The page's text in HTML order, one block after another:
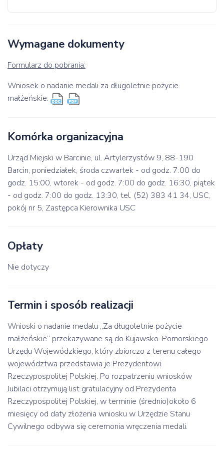
Wymagane dokumenty
Formularz do pobrania:
Wniosek o nadanie medali za długoletnie pożycie
małżeńskie:
Komórka organizacyjna
Urząd Miejski w Barcinie, ul. Artylerzystów 9, 88-190
Barcin, poniedziałek, środa czwartek - od godz. 7:00 do
godz. 15:00, wtorek - od godz. 7:00 do godz. 16:30, piątek
- od godz. 7:00 do godz. 13:30, tel. (52) 383 41 34, USC,
pokój nr 5, Zastępca Kierownika USC
Opłaty
Nie dotyczy
Termin i sposób realizacji
Wnioski o nadanie medalu „Za długoletnie pożycie
małżeńskie” przekazywane są do Kujawsko-Pomorskiego
Urzędu Wojewódzkiego, który zbiorczo z terenu całego
województwa przedstawia je Prezydentowi
Rzeczypospolitej Polskiej. Po rozpatrzeniu wniosków
Jubilaci otrzymują list gratulacyjny od Prezydenta
Rzeczypospolitej Polskiej, w terminie (średnio)około 6
miesięcy od daty złożenia wniosku w Urzędzie Stanu
Cywilnego odbywa się ceremonia wręczenia medali.